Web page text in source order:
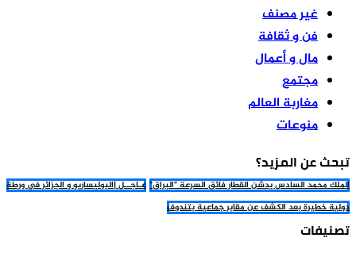
غير مصنف
فن و ثقافة
مال و أعمال
مجتمع
مغاربة العالم
منوعات
تبحث عن المزيد؟
الملك محمد السادس يدشن القطار فائق السرعة "البراق" عـاجــل |البوليساريو و الجزائر في ورطة
دولية خطيرة بعد الكشف عن مقابر جماعية بتندوف
تصنيفات